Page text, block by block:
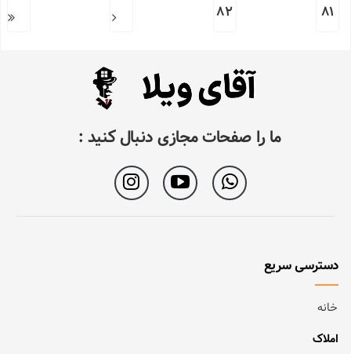
81
82
ما را صفحات مجازی دنبال کنید :
دسترسی سریع
خانه
املاک